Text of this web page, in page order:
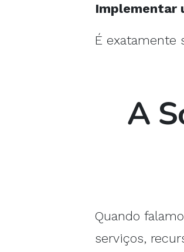
Implementar
É exatamente
A
Quando
serviços,